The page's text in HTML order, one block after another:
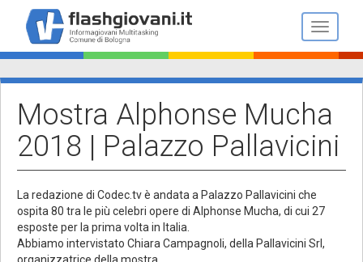
contenuto
principale
Toggle
Mostra Alphonse Mucha
2018 | Palazzo Pallavicini
La redazione di Codec.tv è andata a Palazzo Pallavicini che
ospita 80 tra le più celebri opere di Alphonse Mucha, di cui 27
esposte per la prima volta in Italia.
Abbiamo intervistato Chiara Campagnoli, della Pallavicini Srl,